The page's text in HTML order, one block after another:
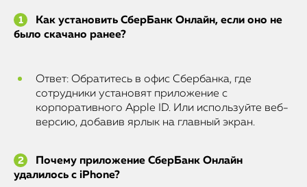
Как установить СберБанк Онлайн, если оно не
было скачано ранее?
Ответ: Обратитесь в офис Сбербанка, где
сотрудники установят приложение с
корпоративного Apple ID. Или используйте веб-
версию, добавив ярлык на главный экран.
Почему приложение СберБанк Онлайн
удалилось с iPhone?